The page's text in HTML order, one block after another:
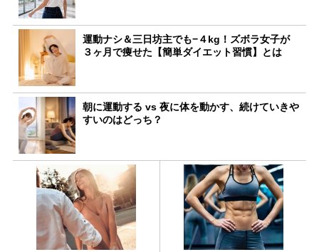
運動ナシ＆三日坊主でも−４kg！ズボラ女子が
３ヶ月で痩せた【簡単ダイエット習慣】とは
朝に運動する vs 夜に体を動かす、続けていきや
すいのはどっち？